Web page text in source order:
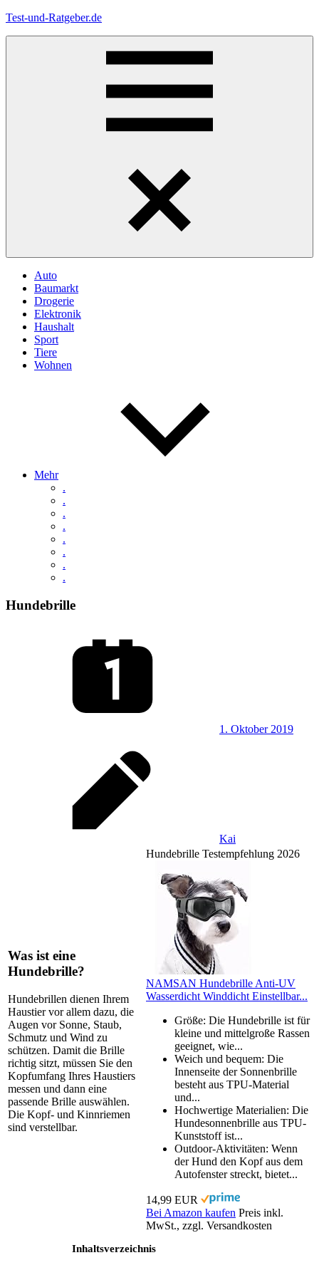
Zum
Test-und-Ratgeber.de
Auto
Baumarkt
Drogerie
Elektronik
Haushalt
Sport
Tiere
Wohnen
Mehr
.
.
.
.
.
.
.
.
Hundebrille
1. Oktober 2019
Kai
Was ist eine
Hundebrille?
Hundebrillen dienen Ihrem
Haustier vor allem dazu, die
Augen vor Sonne, Staub,
Schmutz und Wind zu
schützen. Damit die Brille
richtig sitzt, müssen Sie den
Kopfumfang Ihres Haustiers
messen und dann eine
passende Brille auswählen.
Die Kopf- und Kinnriemen
sind verstellbar.
Hundebrille Testempfehlung 2026
NAMSAN Hundebrille Anti-UV
Wasserdicht Winddicht Einstellbar...
Größe: Die Hundebrille ist für
kleine und mittelgroße Rassen
geeignet, wie...
Weich und bequem: Die
Innenseite der Sonnenbrille
besteht aus TPU-Material
und...
Hochwertige Materialien: Die
Hundesonnenbrille aus TPU-
Kunststoff ist...
Outdoor-Aktivitäten: Wenn
der Hund den Kopf aus dem
Autofenster streckt, bietet...
14,99 EUR
Bei Amazon kaufen Preis inkl.
MwSt., zzgl. Versandkosten
Inhaltsverzeichnis